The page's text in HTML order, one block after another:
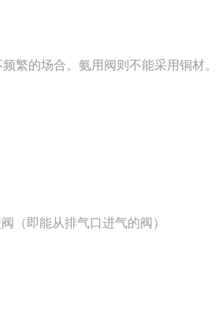
繁的场合。氨用阀则不能采用铜材。
（即能从排气口进气的阀）